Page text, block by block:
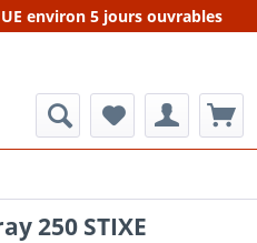
environ 5 jours ouvrables
250 STIXE